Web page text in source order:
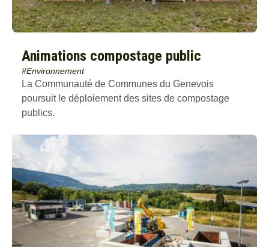
Animations compostage public
#Environnement
La Communauté de Communes du Genevois
poursuit le déploiement des sites de compostage
publics.